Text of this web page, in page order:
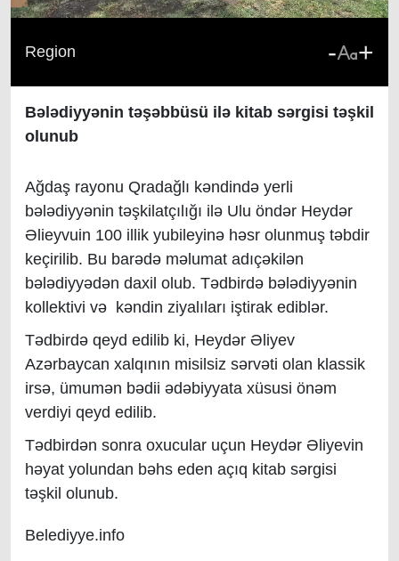
Region - +
Bələdiyyənin təşəbbüsü ilə kitab sərgisi təşkil
olunub
Ağdaş rayonu Qradağlı kəndində yerli
bələdiyyənin təşkilatçılığı ilə Ulu öndər Heydər
Əlieyvuin 100 illik yubileyinə həsr olunmuş təbdir
keçirilib. Bu barədə məlumat adıçəkilən
bələdiyyədən daxil olub. Tədbirdə bələdiyyənin
kollektivi və kəndin ziyalıları iştirak ediblər.
Tədbirdə qeyd edilib ki, Heydər Əliyev
Azərbaycan xalqının misilsiz sərvəti olan klassik
irsə, ümumən bədii ədəbiyyata xüsusi önəm
verdiyi qeyd edilib.
Tədbirdən sonra oxucular uçun Heydər Əliyevin
həyat yolundan bəhs eden açıq kitab sərgisi
təşkil olunub.
Belediyye.info